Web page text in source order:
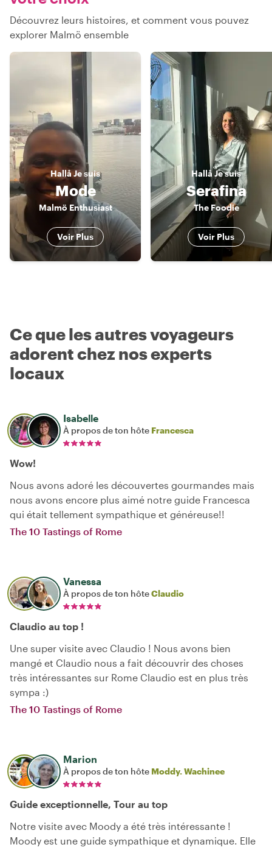
Découvrez leurs histoires, et comment vous pouvez
explorer Malmö ensemble
HallåJe suis
Mode
Malmö Enthusiast
Voir Plus
HallåJe suis
Serafina
The Foodie
Voir Plus
Ce que les autres voyageurs
adorent chez nos experts
locaux
Isabelle
À propos de ton hôte Francesca
Wow!
Nous avons adoré les découvertes gourmandes mais
nous avons encore plus aimé notre guide Francesca
qui était tellement sympathique et généreuse!!
The 10 Tastings of Rome
Vanessa
À propos de ton hôteClaudio
Claudio au top !
Une super visite avec Claudio ! Nous avons bien
mangé et Claudio nous a fait découvrir des choses
très intéressantes sur Rome Claudio est en plus très
sympa :)
The 10 Tastings of Rome
Marion
À propos de ton hôte Moddy. Wachinee
Guide exceptionnelle, Tour au top
Notre visite avec Moody a été très intéressante !
Moody est une guide sympathique et dynamique. Elle